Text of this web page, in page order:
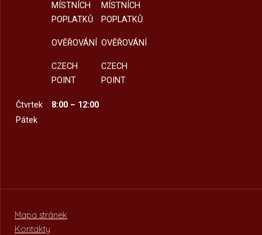
MÍSTNÍCH
POPLATKŮ
OVĚŘOVÁNÍ
CZECH
POINT
MÍSTNÍCH
POPLATKŮ
OVĚŘOVÁNÍ
CZECH
POINT
Čtvrtek
8:00 – 12:00
Pátek
Mapa stránek
Kontakty